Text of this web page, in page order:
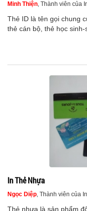
Minh Thiện, Thành viên của
Thẻ ID là tên gọi chung
thẻ cán bộ, thẻ học sinh-
In Thẻ Nhựa
Ngọc Diệp, Thành viên của
Thẻ nhựa là sản phẩm